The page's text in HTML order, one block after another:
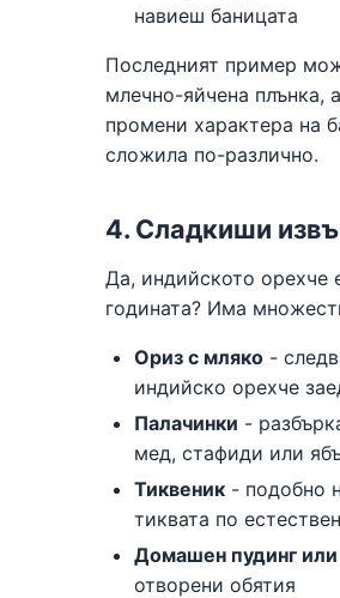
навиеш баницата
Последният пример
млечно-яйчена плънка,
промени характера на
сложила по-различно.
4. Сладкиши
Да, индийското орехче
годината? Има
Ориз с мляко -
индийско орехче
Палачинки -
мед, стафиди или
Тиквеник - подобно
тиквата по
Домашен пудинг
отворени обятия